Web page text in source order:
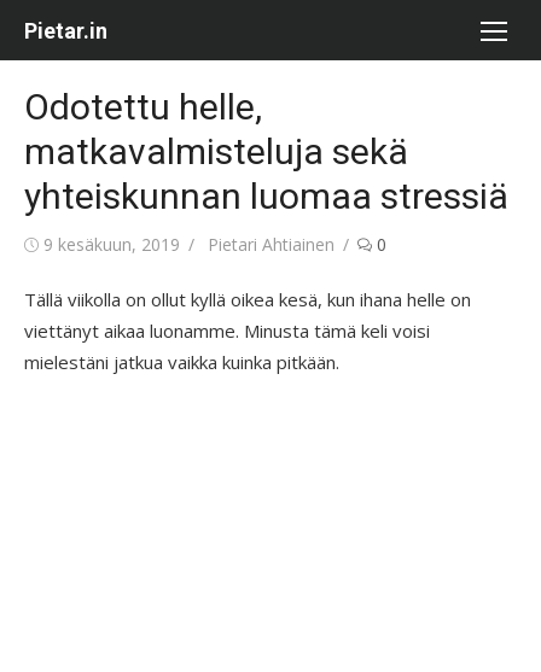
Pietar.in
Odotettu helle,
matkavalmisteluja sekä
yhteiskunnan luomaa stressiä
Posted
9 kesäkuun, 2019 Author
Pietari Ahtiainen 0
Tällä viikolla on ollut kyllä oikea kesä, kun ihana helle on
viettänyt aikaa luonamme. Minusta tämä keli voisi
mielestäni jatkua vaikka kuinka pitkään.